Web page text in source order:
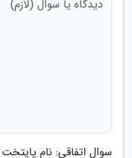
سوال اتفاقی: نام